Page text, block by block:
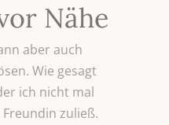
Nähe
aber auch
Wie gesagt
ich nicht mal
zuließ.